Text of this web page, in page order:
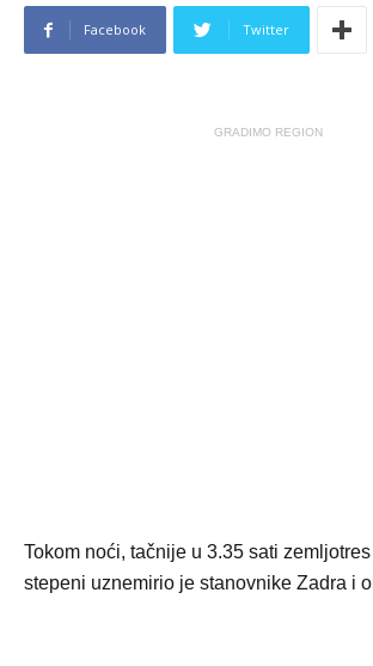
Facebook Twitter
GRADIMO REGION
Tokom noći, tačnije u 3.35 sati
stepeni uznemirio je stanovnike Zadra i